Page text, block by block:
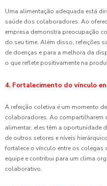
Uma alimentação adequada está
saúde dos colaboradores. Ao
empresa demonstra preocupação
do seu time. Além disso, refeições
de doenças e para a melhora da
o que reflete positivamente na
4. Fortalecimento do vínculo
A refeição coletiva é um momento
colaboradores. Ao compartilharem
alimentar, eles têm a oportunidade
de outros setores e níveis
fortalece o vínculo entre os
equipe e contribui para um clima
colaborativo.